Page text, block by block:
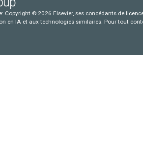
Copyright © 2026 Elsevier, ses concédants de
en IA et aux technologies similaires. Pour tout